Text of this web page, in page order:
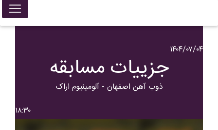
۱۴۰۴/۰۷/۰۴
جزییات مسابقه
ذوب آهن اصفهان - آلومينيوم اراک
۱۸:۳۰